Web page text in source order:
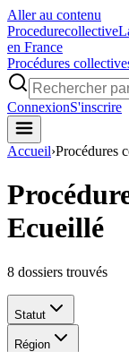
Aller au contenu
Procedurecollective
en France
Procédures
ConnexionS'inscrire
Accueil›Procédures
Ecueillé
8 dossiers trouvés
Statut
Région